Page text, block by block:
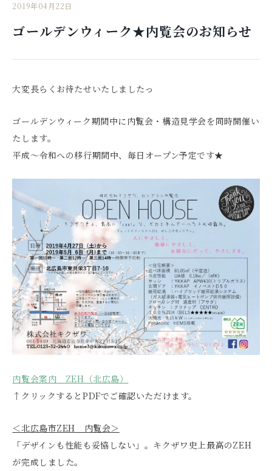
2019年04月22日
ゴールデンウィーク★内覧会のお知らせ
大変長らくお待たせいたしましたっ
ゴールデンウィーク期間中に内覧会・構造見学会を同時開催い
たします。
平成～令和への移行期間中、毎日オープン予定です★
内覧会案内 ZEH（北広島）
↑クリックするとPDFでご確認いただけます。
＜北広島市ZEH 内覧会＞
「デザインも性能も妥協しない」。キクザワ史上最高のZEH
が完成しました。